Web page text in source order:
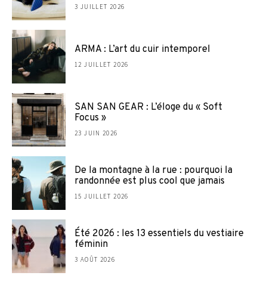
3 JUILLET 2026
ARMA : L’art du cuir intemporel
12 JUILLET 2026
SAN SAN GEAR : L’éloge du « Soft
Focus »
23 JUIN 2026
De la montagne à la rue : pourquoi la
randonnée est plus cool que jamais
15 JUILLET 2026
Été 2026 : les 13 essentiels du vestiaire
féminin
3 AOÛT 2026